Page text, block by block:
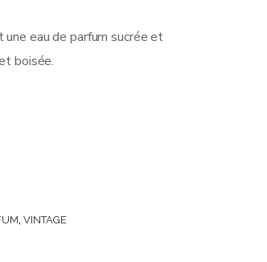
eau de parfum sucrée et
boisée.
, VINTAGE